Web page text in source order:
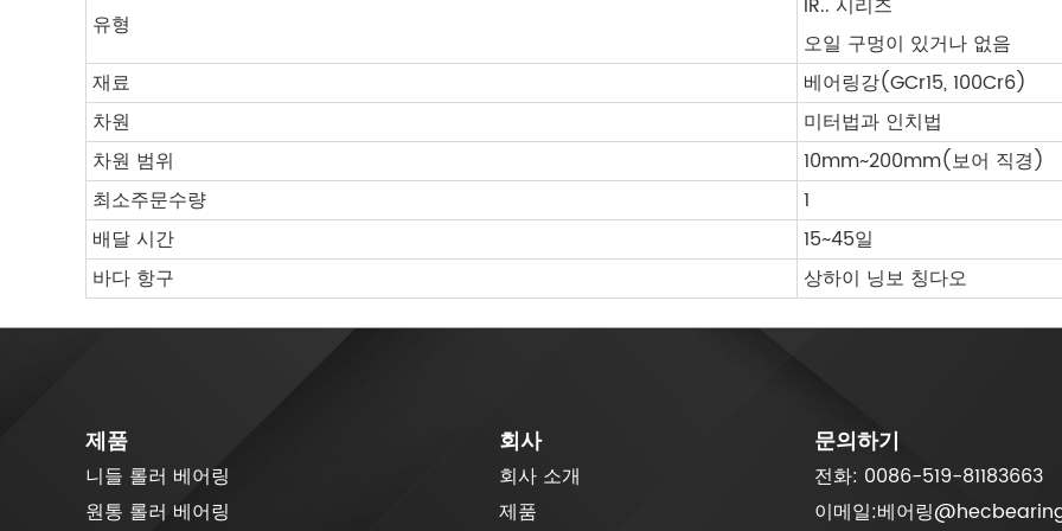
유형
오일 구멍이 있거나 없음
재료
베어링강(GCr15, 100Cr6)
차원
미터법과 인치법
차원 범위
10mm~200mm(보어 직경)
최소주문수량
1
배달 시간
15~45일
바다 항구
상하이 닝보 칭다오
제품
니들 롤러 베어링
원통 롤러 베어링
회사
회사 소개
제품
문의하기
전화: 0086-519-81183663
이메일:베어링